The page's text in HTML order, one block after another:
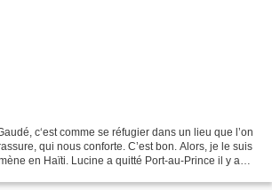
c‘est comme se réfugier dans un lieu que l’on
qui nous conforte. C’est bon. Alors, je le suis
en Haïti. Lucine a quitté Port-au-Prince il y a